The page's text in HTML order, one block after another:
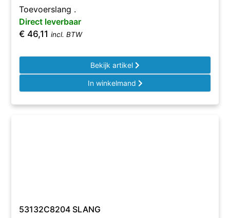
Toevoerslang .
Direct leverbaar
€ 46,11 incl. BTW
Bekijk artikel
In winkelmand
53132C8204 SLANG